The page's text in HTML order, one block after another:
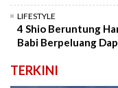
LIFESTYLE
4 Shio Beruntung
Babi Berpeluang
TERKINI